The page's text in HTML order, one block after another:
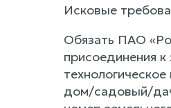
Исковые
Обязать ПАО
присоединения
дом/садовый/